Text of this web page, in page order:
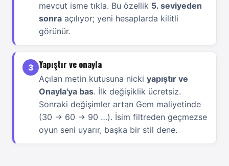
mevcut isme tıkla. Bu özellik 5. seviyeden
sonra açılıyor; yeni hesaplarda kilitli
görünür.
3 Yapıştır ve onayla
Açılan metin kutusuna nicki yapıştır ve
Onayla'ya bas. İlk değişiklik ücretsiz.
Sonraki değişimler artan Gem maliyetinde
(30 → 60 → 90 …). İsim filtreden geçmezse
oyun seni uyarır, başka bir stil dene.